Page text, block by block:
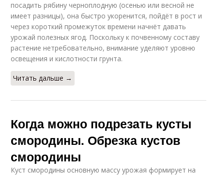
посадить рябину черноплодную (осенью или весной не
имеет разницы), она быстро укоренится, пойдёт в рост и
через короткий промежуток времени начнёт давать
урожай полезных ягод. Поскольку к почвенному составу
растение нетребовательно, внимание уделяют уровню
освещения и кислотности грунта.
Читать дальше →
Когда можно подрезать кусты
смородины. Обрезка кустов
смородины
Куст смородины основную массу урожая формирует на